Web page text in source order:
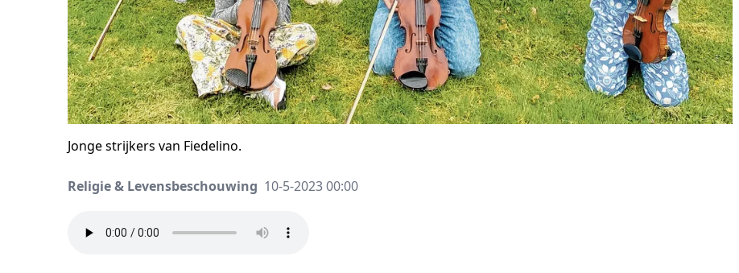
Jonge strijkers van Fiedelino.
Religie & Levensbeschouwing 10-5-2023 00:00